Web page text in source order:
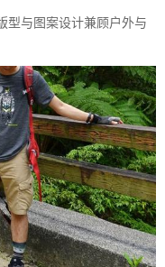
型与图案设计兼顾户外与